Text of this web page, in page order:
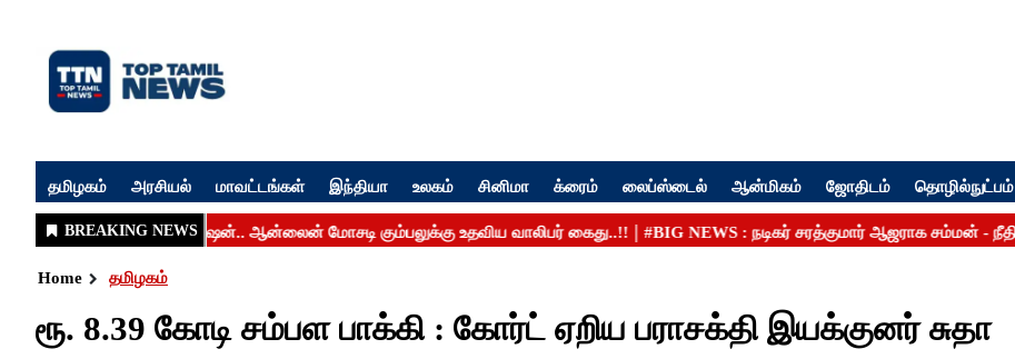
தமிழகம் அரசியல் மாவட்டங்கள் இந்தியா உலகம் சினிமா க்ரைம் லைப்ஸ்டைல் ஆன்மிகம் ஜோதிடம் தொழில்நுட்பம்
Home தமிழகம்
ரூ. 8.39 கோடி சம்பள பாக்கி : கோர்ட் ஏறிய பராசக்தி இயக்குனர் சுதா